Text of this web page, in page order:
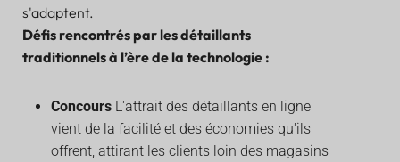
s'adaptent.
Défis rencontrés par les détaillants
traditionnels à l’ère de la technologie :
Concours L'attrait des détaillants en ligne
vient de la facilité et des économies qu'ils
offrent, attirant les clients loin des magasins